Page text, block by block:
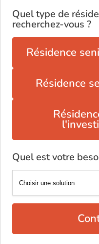
Quel type de
recherchez-vous ?
Résidence
Résidence
Quel est votre